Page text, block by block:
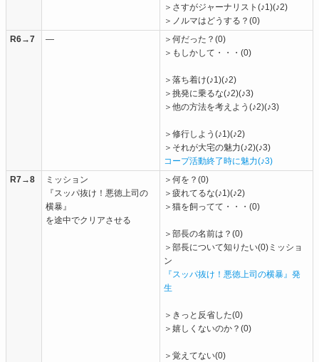
＞さすがジャーナリスト(♪1)(♪2)
＞ノルマはどうする？(0)
R6→7
―
＞何だった？(0)
＞もしかして・・・(0)
＞落ち着け(♪1)(♪2)
＞挑発に乗るな(♪2)(♪3)
＞他の方法を考えよう(♪2)(♪3)
＞修行しよう(♪1)(♪2)
＞それが大宅の魅力(♪2)(♪3)
コープ活動終了時に魅力(♪3)
R7→8
ミッション
『スッパ抜け！悪徳上司の
横暴』
を途中でクリアさせる
＞何を？(0)
＞疲れてるな(♪1)(♪2)
＞猫を飼ってて・・・(0)
＞部長の名前は？(0)
＞部長について知りたい(0)ミッショ
ン
『スッパ抜け！悪徳上司の横暴』発
生
＞きっと反省した(0)
＞嬉しくないのか？(0)
＞覚えてない(0)